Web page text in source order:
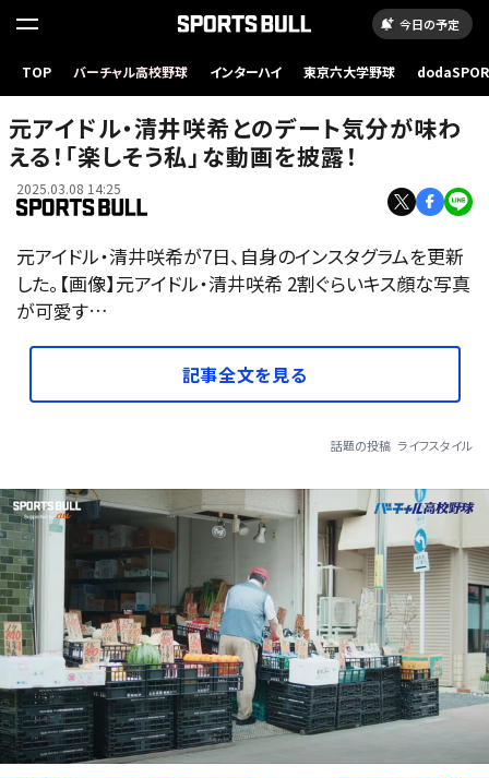
今日の予定
TOP バーチャル高校野球 インターハイ 東京六大学野球
元アイドル・清井咲希とのデート気分が味わ
える！「楽しそう私」な動画を披露！
2025.03.08 14:25
元アイドル・清井咲希が7日、自身のインスタグラムを更新
した。【画像】元アイドル・清井咲希 2割ぐらいキス顔な写真
が可愛す…
記事全文を見る
話題の投稿 ライフスタイル